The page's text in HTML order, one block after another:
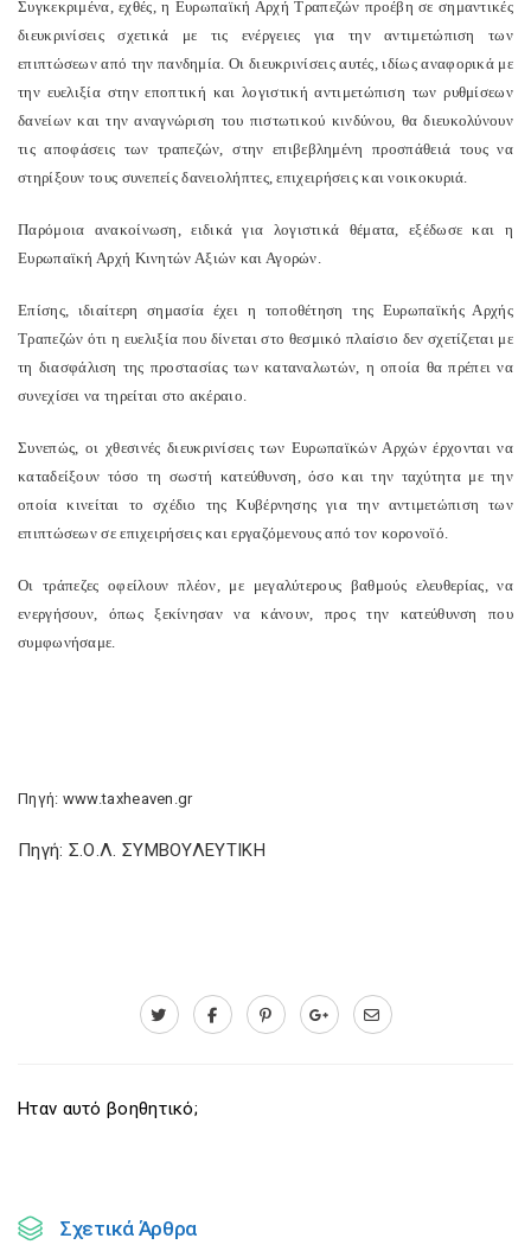
Συγκεκριμένα, εχθές, η Ευρωπαϊκή Αρχή Τραπεζών προέβη σε σημαντικές
διευκρινίσεις σχετικά με τις ενέργειες για την αντιμετώπιση των
επιπτώσεων από την πανδημία. Οι διευκρινίσεις αυτές, ιδίως αναφορικά με
την ευελιξία στην εποπτική και λογιστική αντιμετώπιση των ρυθμίσεων
δανείων και την αναγνώριση του πιστωτικού κινδύνου, θα διευκολύνουν
τις αποφάσεις των τραπεζών, στην επιβεβλημένη προσπάθειά τους να
στηρίξουν τους συνεπείς δανειολήπτες, επιχειρήσεις και νοικοκυριά.
Παρόμοια ανακοίνωση, ειδικά για λογιστικά θέματα, εξέδωσε και η
Ευρωπαϊκή Αρχή Κινητών Αξιών και Αγορών.
Επίσης, ιδιαίτερη σημασία έχει η τοποθέτηση της Ευρωπαϊκής Αρχής
Τραπεζών ότι η ευελιξία που δίνεται στο θεσμικό πλαίσιο δεν σχετίζεται με
τη διασφάλιση της προστασίας των καταναλωτών, η οποία θα πρέπει να
συνεχίσει να τηρείται στο ακέραιο.
Συνεπώς, οι χθεσινές διευκρινίσεις των Ευρωπαϊκών Αρχών έρχονται να
καταδείξουν τόσο τη σωστή κατεύθυνση, όσο και την ταχύτητα με την
οποία κινείται το σχέδιο της Κυβέρνησης για την αντιμετώπιση των
επιπτώσεων σε επιχειρήσεις και εργαζόμενους από τον κορονοϊό.
Οι τράπεζες οφείλουν πλέον, με μεγαλύτερους βαθμούς ελευθερίας, να
ενεργήσουν, όπως ξεκίνησαν να κάνουν, προς την κατεύθυνση που
συμφωνήσαμε.
Πηγή: www.taxheaven.gr
Πηγή: Σ.Ο.Λ. ΣΥΜΒΟΥΛΕΥΤΙΚΗ
Ηταν αυτό βοηθητικό;
Σχετικά Άρθρα